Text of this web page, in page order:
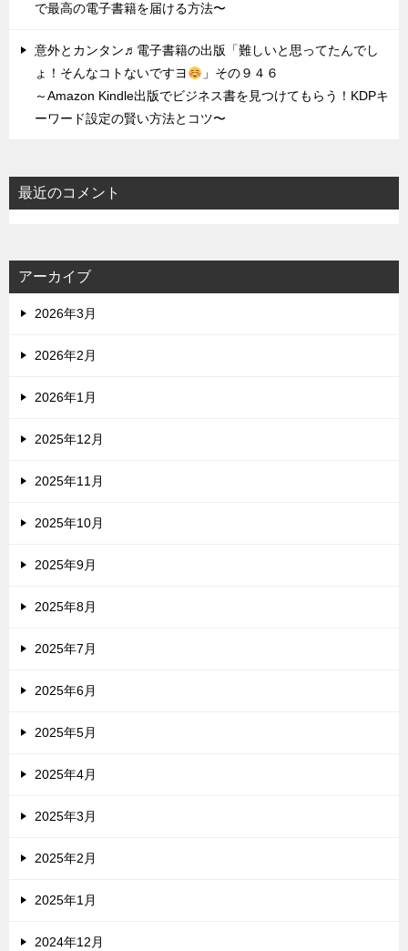
で最高の電子書籍を届ける方法〜
意外とカンタン♬電子書籍の出版「難しいと思ってたんでし
ょ！そんなコトないですヨ
」その９４６
～Amazon Kindle出版でビジネス書を見つけてもらう！KDPキ
ーワード設定の賢い方法とコツ〜
最近のコメント
アーカイブ
2026年3月
2026年2月
2026年1月
2025年12月
2025年11月
2025年10月
2025年9月
2025年8月
2025年7月
2025年6月
2025年5月
2025年4月
2025年3月
2025年2月
2025年1月
2024年12月